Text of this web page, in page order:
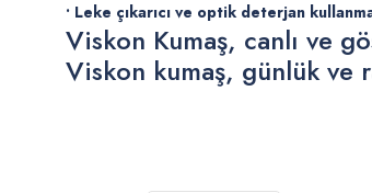
• Leke çıkarıcı ve optik deterjan
Viskon Kumaş, canlı ve
Viskon kumaş, günlük